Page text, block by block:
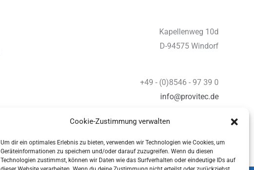
Cookie-Zustimmung verwalten
Um dir ein optimales Erlebnis zu bieten, verwenden wir Technologien wie Cookies, um
Geräteinformationen zu speichern und/oder darauf zuzugreifen. Wenn du diesen
Technologien zustimmst, können wir Daten wie das Surfverhalten oder eindeutige IDs auf
Kapellenweg 10d
D-94575 Windorf
+49 - (0)8546 - 97 39 0
info@provitec.de